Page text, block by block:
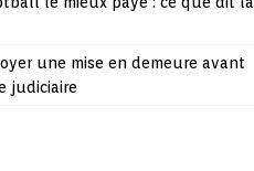
une mise en demeure avant
judiciaire